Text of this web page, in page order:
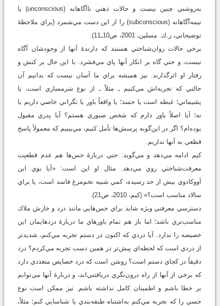
به‌روشني چنين نيست و حالات ذهني ناآگاهانه (unconscious) يا
نيمه‌آگاهانه‌ (subconscious) را از اين دست مي‌شمرد (براي ملاحظۀ
توضيحاتي، ر.ك. مسلين، 2001، ص10ـ11).
برخي حالات روان‌شناختي هستند كه دارندۀ آنها از وجودشان آگاه
نيست، و حتي گاه بر انكار آنها پاي مي‌فشرد. با اين ‌حال بر كنش و
رفتار او اثرگذارند. نيز هميشه براي ما آسان نيست كه بدانيم آن
حالتي كه تجربه‌اش مي‌كنيم ـ مثلاً ـ از نوع شرمساري است، يا
پشيماني؛ غبطه است يا حسد؛ يا واقعاً باور يا نگراني خاصي داريم يا
نه؛ آيا اصلاً باور دارم كه شخص صبوري هستم؟ آيا پدري مقبول
بوده‌ام؟ اگر در اين‌‌گونه پرسش‌ها تأمل كنيم، مي‌بينيم كه معمولاً پاسخ
قطعي به آنها نداريم.
كيم ادامه مي‌دهد و مي‌گويد: حتي دربارۀ حس‌ها هم عدم قطعيت
معرفت‌شناختي روي مي‌دهد. مثال او اين است: «آيا بوي اين
آووكادوي بيش از حد رسيده، كمي شبيه تخم‌مرغ فاسد است، يا براي
سالاد مناسب است؟» (كيم، 2010، ص21).
دسترسي معرفتي ويژه شايد براي حس‌هايي مانند درد و خارش ملاك
مناسب‌تري باشد؛ اما باز هم تمام باورهاي ما دربارۀ دردهايمان اين
خصيصه را ندارد. آيا دردي كه اكنون در دستم تجربه مي‌كنم، شديدتر
از دردي است كه لحظه‌اي پيش‌تر در همين دست تجربه مي‌كردم؟ درد
دقيقاً در كجاي دستم است؟ روشن است كه درد خصايص متعددي دارد
كه برخي از آنها از راه درون‌نگري دريافتني‌اند، و دربارۀ آنها مي‌توانم
بر خطا باشم و اطمينان كامل نداشته باشم. نيز ممكن است نوع
حسي را كه تجربه مي‌كنم به‌اشتباه طبقه‌بندي يا شناسايي كنم؛ مثلاً،